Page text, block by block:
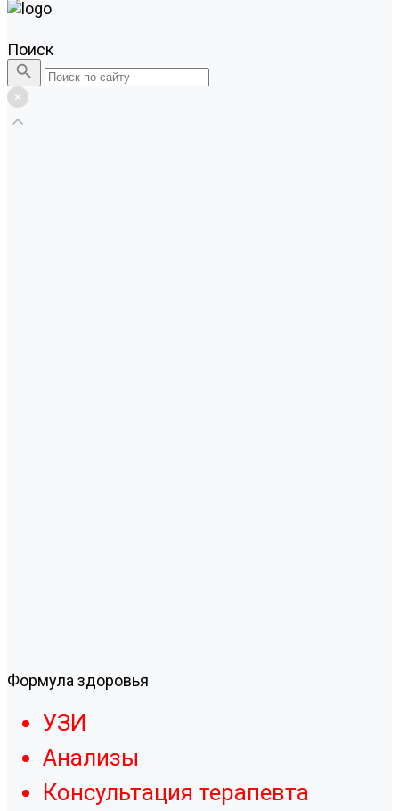
Поиск
Формула здоровья
УЗИ
Анализы
Консультация терапевта